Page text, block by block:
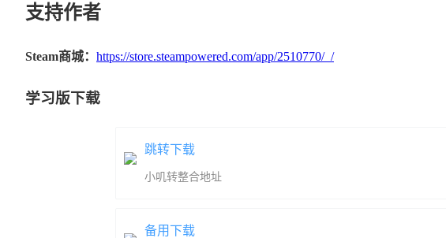
与菲莉娅相同的少女型仿生人，它被恶棍俘虏。
因为被俘而与父亲失散，渴望能与父亲团聚。
支持作者
Steam商城： https://store.steampowered.com/app/2510770/_/
学习版下载
跳转下载
小叽转整合地址
备用下载